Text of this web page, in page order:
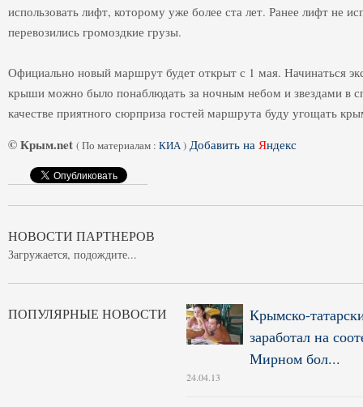
использовать лифт, которому уже более ста лет. Ранее лифт не
перевозились громоздкие грузы.
Официально новый маршрут будет открыт с 1 мая. Начинаться
крыши можно было понаблюдать за ночным небом и звездами в
качестве приятного сюрприза гостей маршрута буду угощать
© Крым.net (По материалам : КИА) Добавить на Яндекс
НОВОСТИ ПАРТНЕРОВ
Загружается, подождите...
ПОПУЛЯРНЫЕ НОВОСТИ
Крымско-
заработал на
Мирном бол...
24.04.13